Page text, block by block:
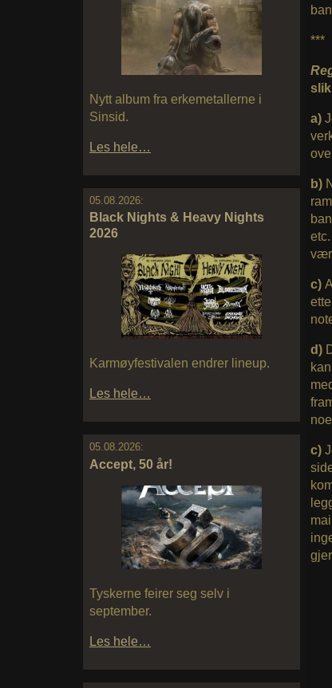
Nytt album fra erkemetallerne i
Sinsid.
Les hele…
05.08.2026:
Black Nights & Heavy Nights
2026
Karmøyfestivalen endrer lineup.
Les hele…
05.08.2026:
Accept, 50 år!
Tyskerne feirer seg selv i
september.
Les hele…
***
a)
b)
c)
d)
c)